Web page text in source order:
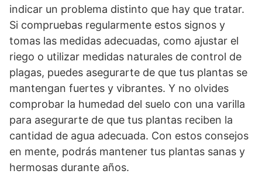
indicar un problema distinto que hay que tratar.
Si compruebas regularmente estos signos y
tomas las medidas adecuadas, como ajustar el
riego o utilizar medidas naturales de control de
plagas, puedes asegurarte de que tus plantas se
mantengan fuertes y vibrantes. Y no olvides
comprobar la humedad del suelo con una varilla
para asegurarte de que tus plantas reciben la
cantidad de agua adecuada. Con estos consejos
en mente, podrás mantener tus plantas sanas y
hermosas durante años.